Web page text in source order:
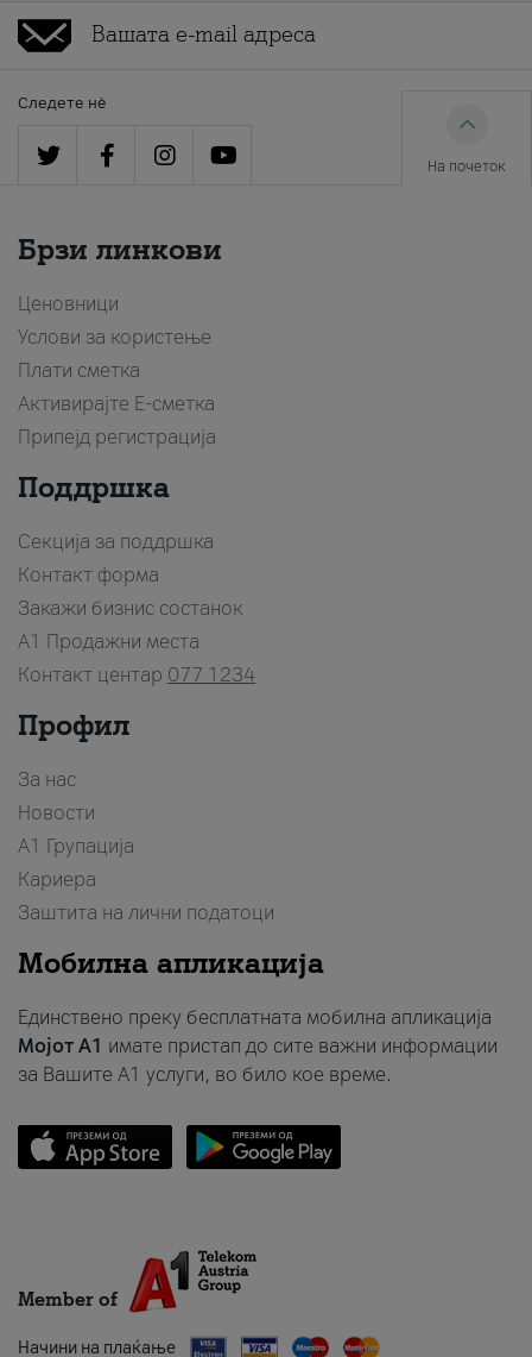
Следете нè
На почеток
Брзи линкови
Ценовници
Услови за користење
Плати сметка
Активирајте Е-сметка
Припејд регистрација
Поддршка
Секција за поддршка
Контакт форма
Закажи бизнис состанок
A1 Продажни места
Контакт центар 077 1234
Профил
За нас
Новости
А1 Групација
Кариера
Заштита на лични податоци
Мобилна апликација
Единствено преку бесплатната мобилна апликација
Мојот A1 имате пристап до сите важни информации
за Вашите A1 услуги, во било кое време.
Member of
Начини на плаќање